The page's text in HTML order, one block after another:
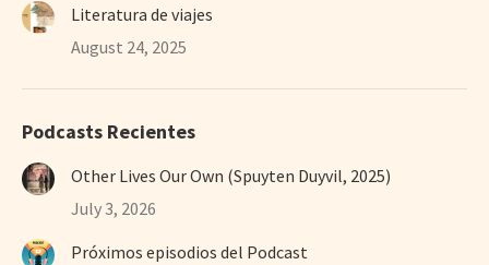
Literatura de viajes
August 24, 2025
Podcasts Recientes
Other Lives Our Own (Spuyten Duyvil, 2025)
July 3, 2026
Próximos episodios del Podcast